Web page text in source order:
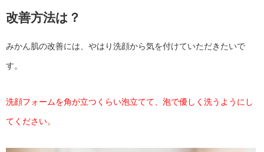
改善方法は？
みかん肌の改善には、やはり洗顔から気を付けていただきたいで
す。
洗顔フォームを角が立つくらい泡立てて、泡で優しく洗うようにし
てください。